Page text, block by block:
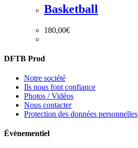
Basketball
180,00€
DFTB Prod
Notre société
Ils nous font confiance
Photos / Vidéos
Nous contacter
Protection des données personnelles
Évènementiel